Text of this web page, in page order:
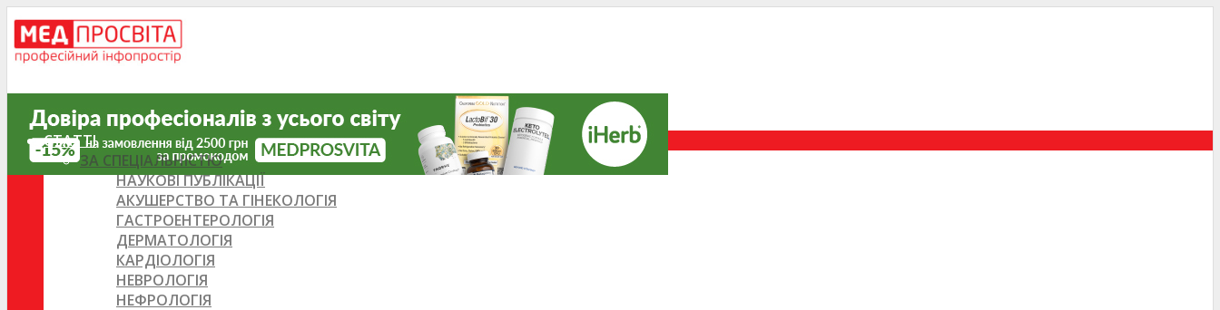
СТАТТІ
ЗА СПЕЦІАЛЬНІСТЮ
НАУКОВІ ПУБЛІКАЦІЇ
АКУШЕРСТВО ТА ГІНЕКОЛОГІЯ
ГАСТРОЕНТЕРОЛОГІЯ
ДЕРМАТОЛОГІЯ
КАРДІОЛОГІЯ
НЕВРОЛОГІЯ
НЕФРОЛОГІЯ